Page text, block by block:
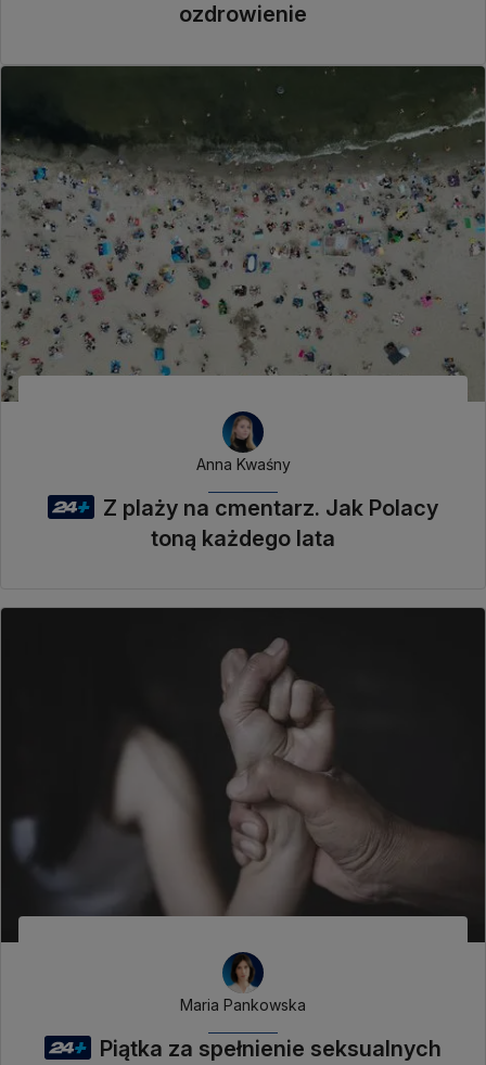
ozdrowienie
Anna Kwaśny
Z plaży na cmentarz. Jak Polacy
toną każdego lata
Maria Pankowska
Piątka za spełnienie seksualnych